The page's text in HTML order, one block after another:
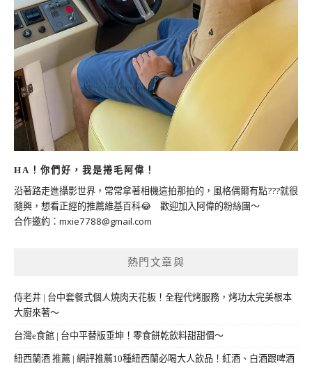
HA！你們好，我是捲毛阿偉！
沿著路走進攝影世界，常常拿著相機這拍那拍的，風格偶爾有點???就很
隨興，想看正經的推薦維基百科😂 歡迎加入阿偉的粉絲團～
合作邀約： mxie7788@gmail.com
熱門文章與
侍老井 | 台中套餐式個人燒肉天花板！全程代烤服務，烤功太完美根本
大廚來著～
台灣e食館 | 台中平替版垂坤！零食餅乾飲料甜甜價～
紐西蘭酒 推薦 | 網評推薦10種紐西蘭必喝大人飲品！紅酒、白酒跟啤酒